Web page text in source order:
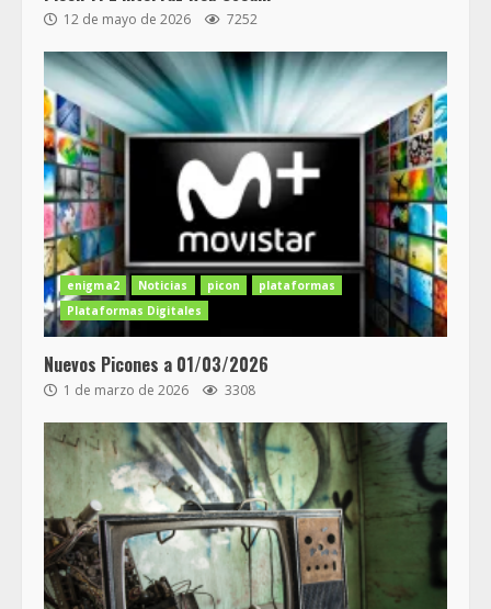
12 de mayo de 2026 7252
enigma2 Noticias picon
plataformas
Plataformas Digitales
Nuevos Picones a 01/03/2026
1 de marzo de 2026 3308